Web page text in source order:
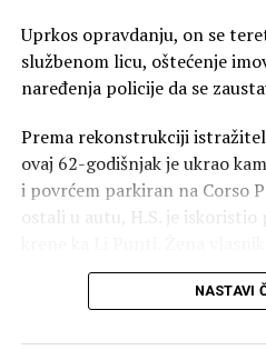
Uprkos opravdanju, on se
službenom licu, oštećenje
naređenja policije da se
Prema rekonstrukciji
ovaj 62-godišnjak je ukrao
i povrćem parkiran na Corso
ostali u autu, H.S. je
krađu i krenula u poteru
istovremeno pozvala policiju.
NASTAVI